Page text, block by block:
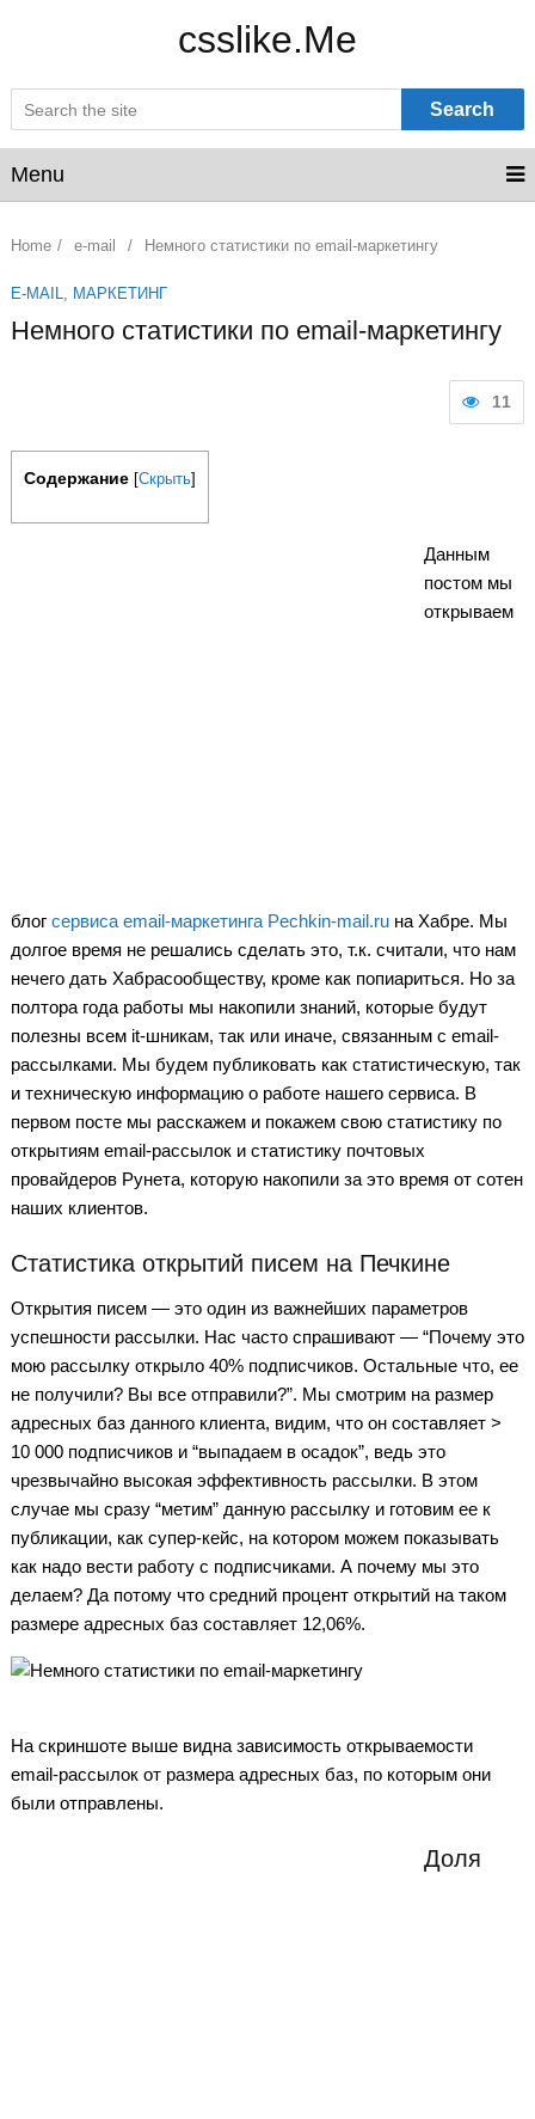
csslike.Me
Search
Menu
Home / e-mail / Немного статистики по email-маркетингу
E-MAIL, МАРКЕТИНГ
Немного статистики по email-маркетингу
11
Содержание [Скрыть]
Данным
постом мы
открываем
блог сервиса email-маркетинга Pechkin-mail.ruна Хабре. Мы
долгое время не решались сделать это, т.к. считали, что нам
нечего дать Хабрасообществу, кроме как попиариться. Но за
полтора года работы мы накопили знаний, которые будут
полезны всем it-шникам, так или иначе, связанным с email-
рассылками. Мы будем публиковать как статистическую, так
и техническую информацию о работе нашего сервиса. В
первом посте мы расскажем и покажем свою статистику по
открытиям email-рассылок и статистику почтовых
провайдеров Рунета, которую накопили за это время от сотен
наших клиентов.
Статистика открытий писем на Печкине
Открытия писем — это один из важнейших параметров
успешности рассылки. Нас часто спрашивают — “Почему это
мою рассылку открыло 40% подписчиков. Остальные что, ее
не получили? Вы все отправили?”. Мы смотрим на размер
адресных баз данного клиента, видим, что он составляет >
10 000 подписчиков и “выпадаем в осадок”, ведь это
чрезвычайно высокая эффективность рассылки. В этом
случае мы сразу “метим” данную рассылку и готовим ее к
публикации, как супер-кейс, на котором можем показывать
как надо вести работу с подписчиками. А почему мы это
делаем? Да потому что средний процент открытий на таком
размере адресных баз составляет 12,06%.
На скриншоте выше видна зависимость открываемости
email-рассылок от размера адресных баз, по которым они
были отправлены.
Доля